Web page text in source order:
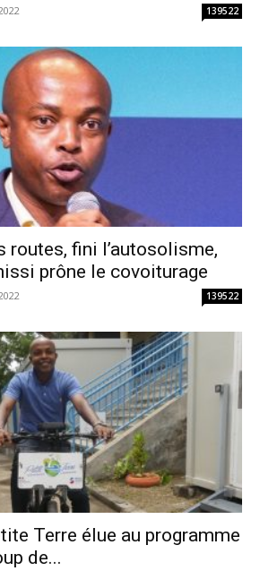
139522
routes, fini l’autosolisme,
prône le covoiturage
139522
Terre élue au programme
de...